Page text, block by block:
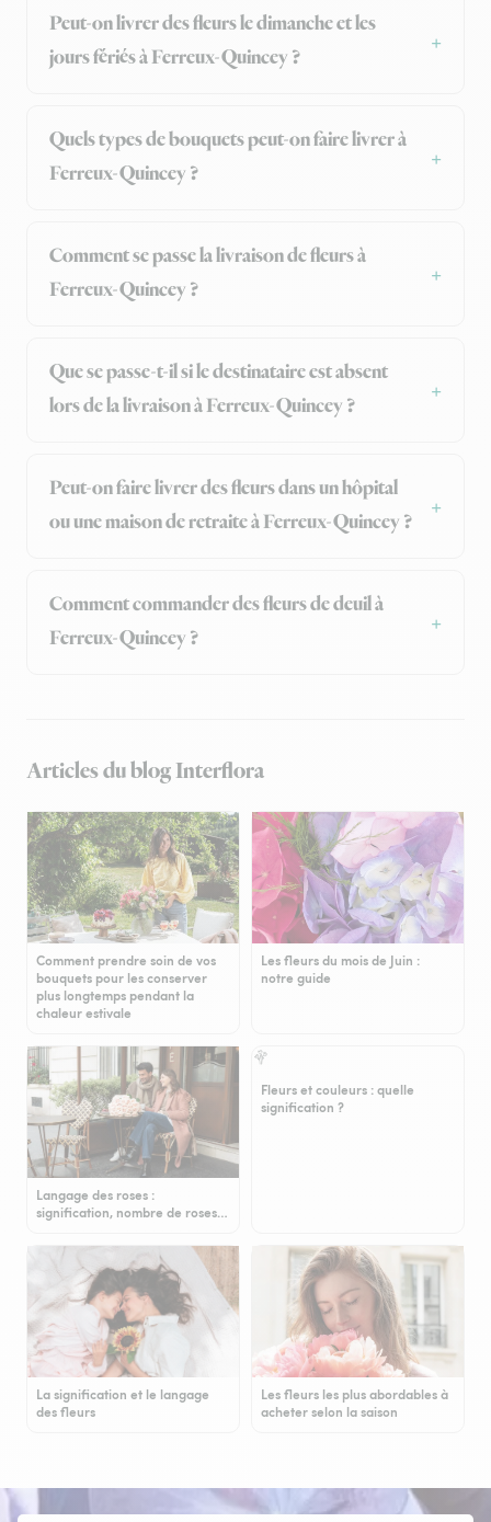
Peut-on livrer des fleurs le dimanche et les
jours fériés à Ferreux-Quincey ?
Quels types de bouquets peut-on faire livrer à
Ferreux-Quincey ?
Comment se passe la livraison de fleurs à
Ferreux-Quincey ?
Que se passe-t-il si le destinataire est absent
lors de la livraison à Ferreux-Quincey ?
Peut-on faire livrer des fleurs dans un hôpital
ou une maison de retraite à Ferreux-Quincey ?
Comment commander des fleurs de deuil à
Ferreux-Quincey ?
Articles du blog Interflora
Comment prendre soin de vos
bouquets pour les conserver
plus longtemps pendant la
chaleur estivale
Les fleurs du mois de Juin :
notre guide
Langage des roses :
signification, nombre de roses…
Fleurs et couleurs : quelle
signification ?
La signification et le langage
des fleurs
Les fleurs les plus abordables à
acheter selon la saison